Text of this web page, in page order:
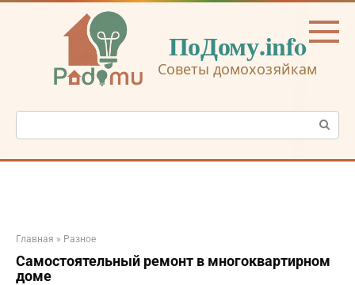
Перейти
ПоДому.info
Советы домохозяйкам
Поиск:
Главная » Разное
Самостоятельный ремонт в многоквартирном
доме